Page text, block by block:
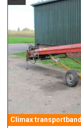
Climax transportband